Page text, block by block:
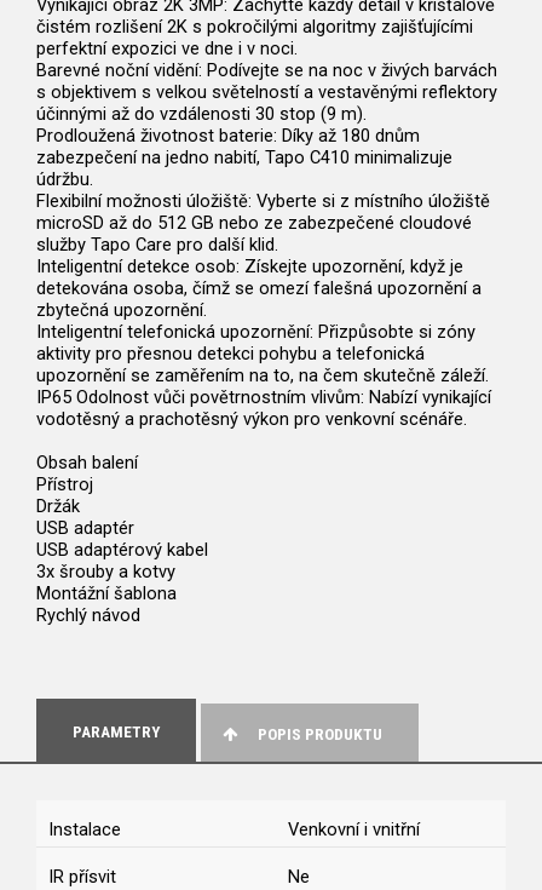
Vynikající obraz 2K 3MP: Zachyťte každý detail v křišťálově
čistém rozlišení 2K s pokročilými algoritmy zajišťujícími
perfektní expozici ve dne i v noci.
Barevné noční vidění: Podívejte se na noc v živých barvách
s objektivem s velkou světelností a vestavěnými reflektory
účinnými až do vzdálenosti 30 stop (9 m).
Prodloužená životnost baterie: Díky až 180 dnům
zabezpečení na jedno nabití, Tapo C410 minimalizuje
údržbu.
Flexibilní možnosti úložiště: Vyberte si z místního úložiště
microSD až do 512 GB nebo ze zabezpečené cloudové
služby Tapo Care pro další klid.
Inteligentní detekce osob: Získejte upozornění, když je
detekována osoba, čímž se omezí falešná upozornění a
zbytečná upozornění.
Inteligentní telefonická upozornění: Přizpůsobte si zóny
aktivity pro přesnou detekci pohybu a telefonická
upozornění se zaměřením na to, na čem skutečně záleží.
IP65 Odolnost vůči povětrnostním vlivům: Nabízí vynikající
vodotěsný a prachotěsný výkon pro venkovní scénáře.
Obsah balení
Přístroj
Držák
USB adaptér
USB adaptérový kabel
3x šrouby a kotvy
Montážní šablona
Rychlý návod
PARAMETRY POPIS PRODUKTU
Instalace Venkovní i vnitřní
IR přísvit Ne